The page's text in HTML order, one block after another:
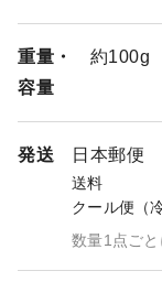
重量・
容量
約100g
発送 日本郵便
送料
クール便（
数量1点ごと